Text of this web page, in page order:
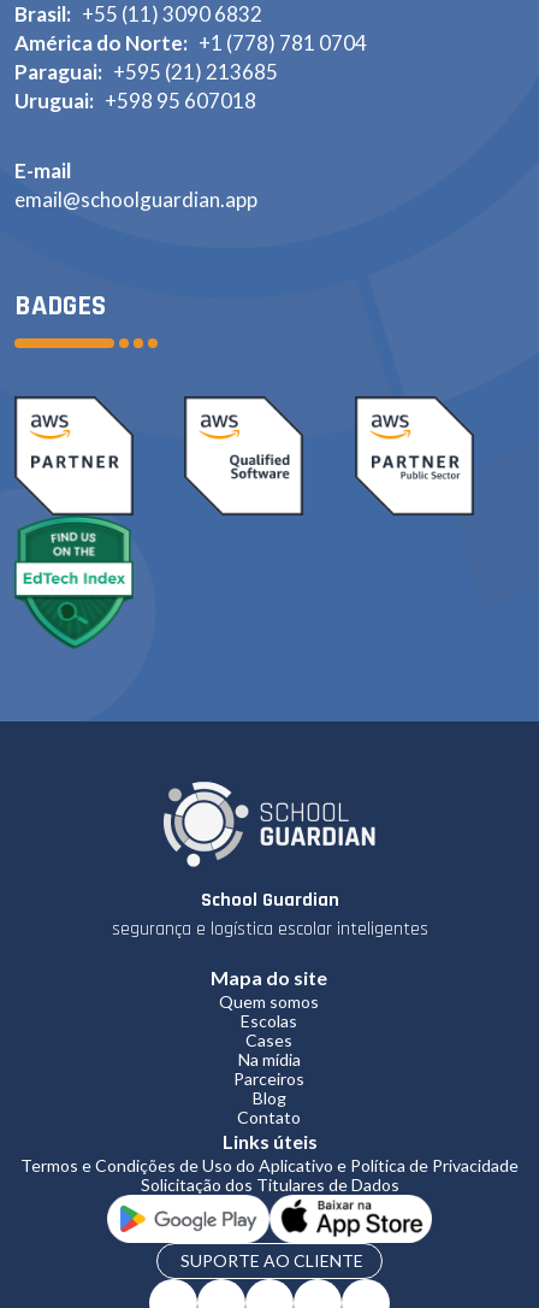
Brasil: +55 (11) 3090 6832
América do Norte: +1 (778) 781 0704
Paraguai: +595 (21) 213685
Uruguai: +598 95 607018
E-mail
email@schoolguardian.app
BADGES
School Guardian
segurança e logística escolar inteligentes
Mapa do site
Quem somos
Escolas
Cases
Na mídia
Parceiros
Blog
Contato
Links úteis
Termos e Condições de Uso do Aplicativo e Política de Privacidade
Solicitação dos Titulares de Dados
SUPORTE AO CLIENTE